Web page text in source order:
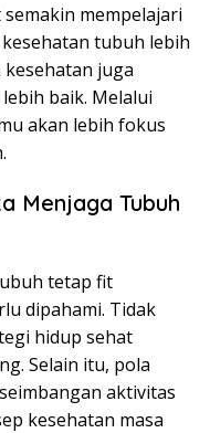
mempelajari
tubuh lebih
kesehatan juga
baik. Melalui
akan lebih fokus
Menjaga Tubuh
tetap fit
dipahami. Tidak
hidup sehat
Selain itu, pola
aktivitas
kesehatan masa